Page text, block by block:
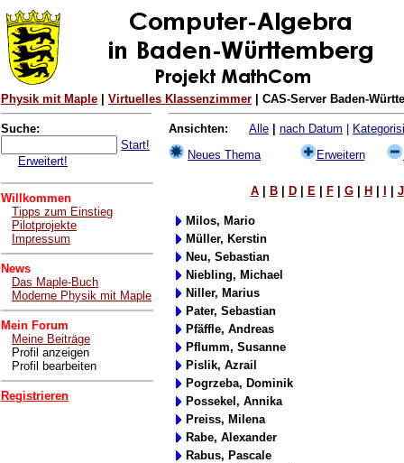
Physik mit Maple Virtuelles Klassenzimmer | CAS-Server Baden-
Suche:
Start!
Erweitert!
Willkommen
Tipps zum Einstieg
Pilotprojekte
Impressum
News
Das Maple-Buch
Moderne Physik mit Maple
Mein Forum
Meine Beiträge
Profil anzeigen
Profil bearbeiten
Registrieren
Ansichten: Alle nach Datum
Neues Thema
Erweitern
A| B| D| E| F| G| H J
Milos, Mario
Müller, Kerstin
Neu, Sebastian
Niebling, Michael
Niller, Marius
Pater, Sebastian
Pfäffle, Andreas
Pflumm, Susanne
Pislik, Azrail
Pogrzeba, Dominik
Possekel, Annika
Preiss, Milena
Rabe, Alexander
Rabus, Pascale